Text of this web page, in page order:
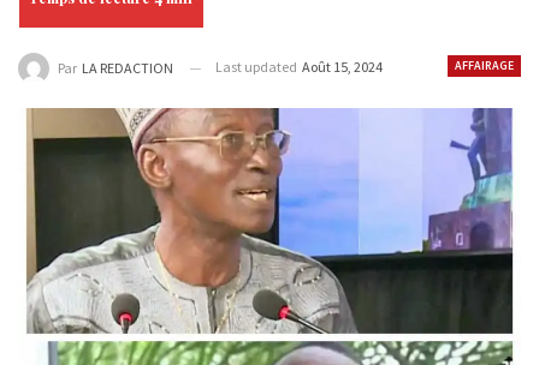
AFFAIRAGE
Par LA REDACTION Last updated Août 15, 2024